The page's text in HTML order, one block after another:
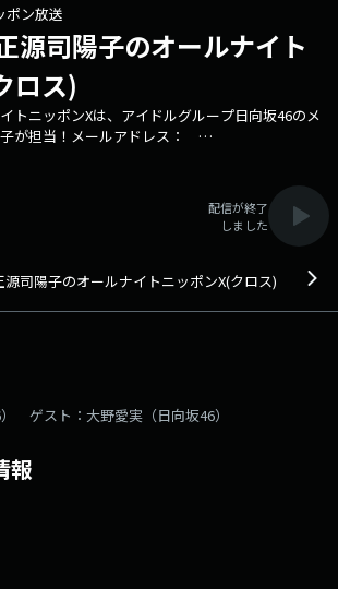
ポン放送
源司陽子のオールナイト
ロス)
トニッポンXは、アイドルグループ日向坂46のメ
が担当！メールアドレス：
番組ホームページはこちら twitterハッ
配信が終了
しました
源司陽子のオールナイトニッポンX(クロス)
ゲスト：大野愛実（日向坂46）
報